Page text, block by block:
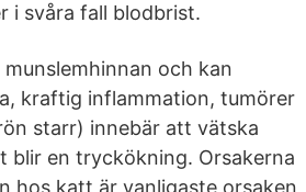
i svåra fall blodbrist.
och kan
kraftig inflammation, tumörer
starr) innebär att vätska
blir en tryckökning. Orsakerna
hos katt är vanligaste orsaken